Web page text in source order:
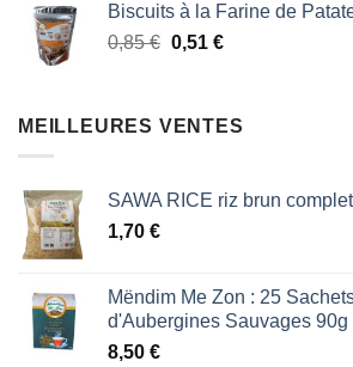
était :
0,85 €.
est :
0,51 €.
Biscuits à la Farine de
0,85€ Le
était :
0,51 €Le
est :
MEILLEURES VENTES
SAWA RICE riz brun
1,70 €
Mëndim Me Zon : 25
d'Aubergines Sauvages 90g
8,50 €